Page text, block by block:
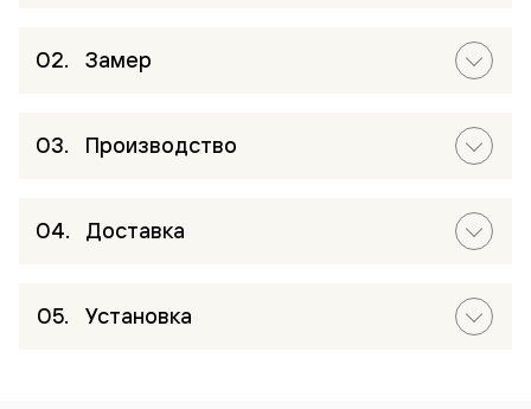
Замер
Производство
Доставка
Установка